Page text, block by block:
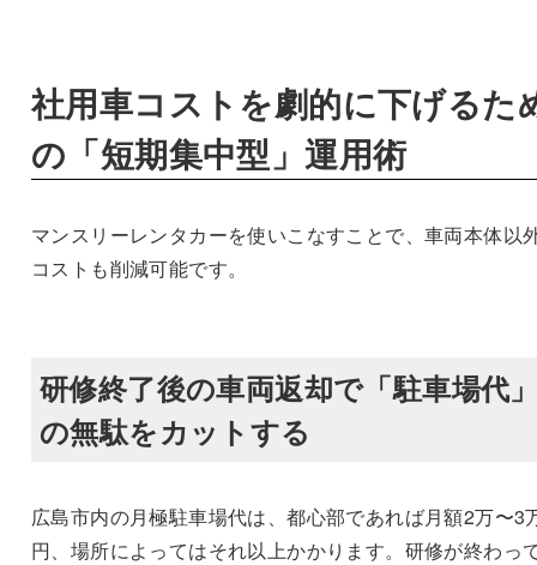
社用車コストを劇的に下げるた
の「短期集中型」運用術
マンスリーレンタカーを使いこなすことで、車両本体以
コストも削減可能です。
研修終了後の車両返却で「駐車場代
の無駄をカットする
広島市内の月極駐車場代は、都心部であれば月額2万〜3
円、場所によってはそれ以上かかります。研修が終わっ